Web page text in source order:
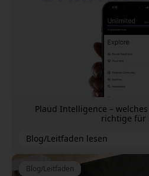
Plaud Intelligence –
richtige für
Blog/Leitfaden lesen
Blog/Leitfaden